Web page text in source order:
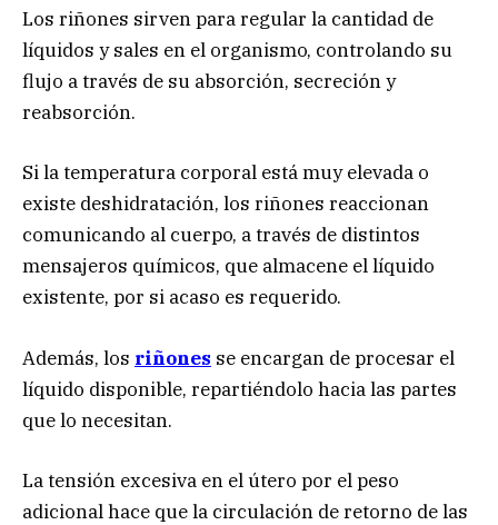
Los riñones sirven para regular la cantidad de
líquidos y sales en el organismo, controlando su
flujo a través de su absorción, secreción y
reabsorción.
Si la temperatura corporal está muy elevada o
existe deshidratación, los riñones reaccionan
comunicando al cuerpo, a través de distintos
mensajeros químicos, que almacene el líquido
existente, por si acaso es requerido.
Además, los riñones se encargan de procesar el
líquido disponible, repartiéndolo hacia las partes
que lo necesitan.
La tensión excesiva en el útero por el peso
adicional hace que la circulación de retorno de las